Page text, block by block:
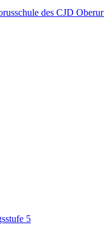
des CJD
5